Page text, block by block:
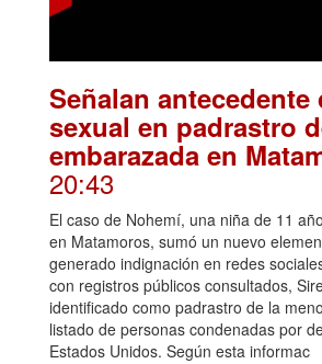
Señalan
sexual en padrastro
embarazada en
20:43
El caso de Nohemí, una niña de 11
en Matamoros, sumó un nuevo
generado indignación en redes
con registros públicos consultados,
identificado como padrastro de la
listado de personas condenadas por
Estados Unidos. Según esta informac